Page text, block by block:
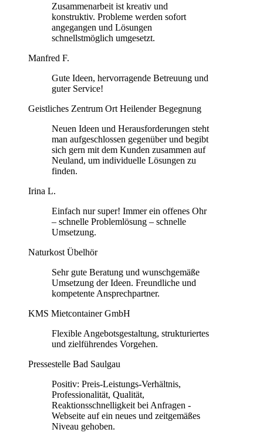
Zusammenarbeit ist kreativ und
konstruktiv. Probleme werden sofort
angegangen und Lösungen
schnellstmöglich umgesetzt.
Manfred F.
Gute Ideen, hervorragende Betreuung und
guter Service!
Geistliches Zentrum Ort Heilender Begegnung
Neuen Ideen und Herausforderungen steht
man aufgeschlossen gegenüber und begibt
sich gern mit dem Kunden zusammen auf
Neuland, um individuelle Lösungen zu
finden.
Irina L.
Einfach nur super! Immer ein offenes Ohr
– schnelle Problemlösung – schnelle
Umsetzung.
Naturkost Übelhör
Sehr gute Beratung und wunschgemäße
Umsetzung der Ideen. Freundliche und
kompetente Ansprechpartner.
KMS Mietcontainer GmbH
Flexible Angebotsgestaltung, strukturiertes
und zielführendes Vorgehen.
Pressestelle Bad Saulgau
Positiv: Preis-Leistungs-Verhältnis,
Professionalität, Qualität,
Reaktionsschnelligkeit bei Anfragen -
Webseite auf ein neues und zeitgemäßes
Niveau gehoben.